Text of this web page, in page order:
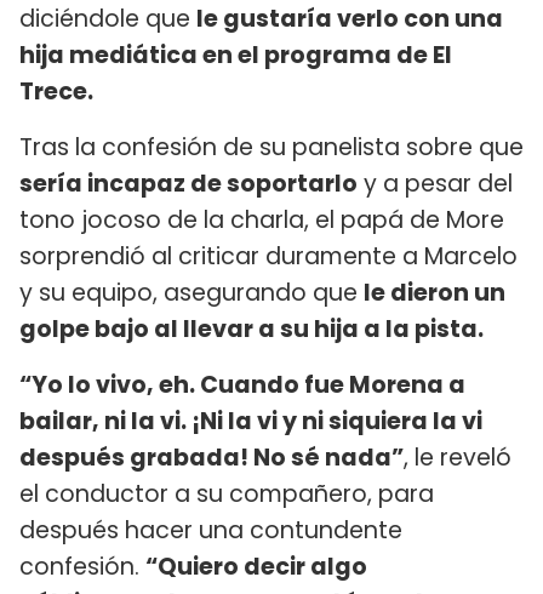
diciéndole que le gustaría verlo con una
hija mediática en el programa de El
Trece.
Tras la confesión de su panelista sobre que
sería incapaz de soportarlo y a pesar del
tono jocoso de la charla, el papá de More
sorprendió al criticar duramente a Marcelo
y su equipo, asegurando que le dieron un
golpe bajo al llevar a su hija a la pista.
“Yo lo vivo, eh. Cuando fue Morena a
bailar, ni la vi. ¡Ni la vi y ni siquiera la vi
después grabada! No sé nada”, le reveló
el conductor a su compañero, para
después hacer una contundente
confesión. “Quiero decir algo